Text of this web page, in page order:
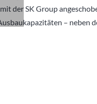
der SK Group
– neben